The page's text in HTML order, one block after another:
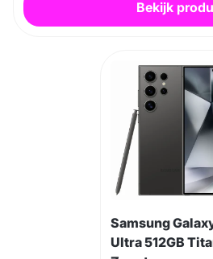
Bekijk
Samsung
Ultra 512GB